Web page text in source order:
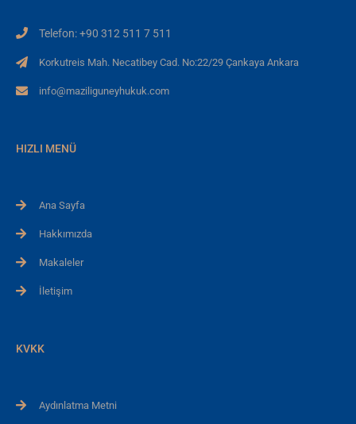
Telefon: +90 312 511 7 511
Korkutreis Mah. Necatibey Cad. No:22/29 Çankaya Ankara
info@maziliguneyhukuk.com
HIZLI MENÜ
Ana Sayfa
Hakkımızda
Makaleler
İletişim
KVKK
Aydınlatma Metni